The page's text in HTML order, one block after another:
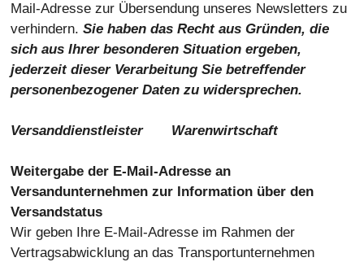
Mail-Adresse zur Übersendung unseres Newsletters zu
verhindern. Sie haben das Recht aus Gründen, die
sich aus Ihrer besonderen Situation ergeben,
jederzeit dieser Verarbeitung Sie betreffender
personenbezogener Daten zu widersprechen.
Versanddienstleister Warenwirtschaft
Weitergabe der E-Mail-Adresse an
Versandunternehmen zur Information über den
Versandstatus
Wir geben Ihre E-Mail-Adresse im Rahmen der
Vertragsabwicklung an das Transportunternehmen